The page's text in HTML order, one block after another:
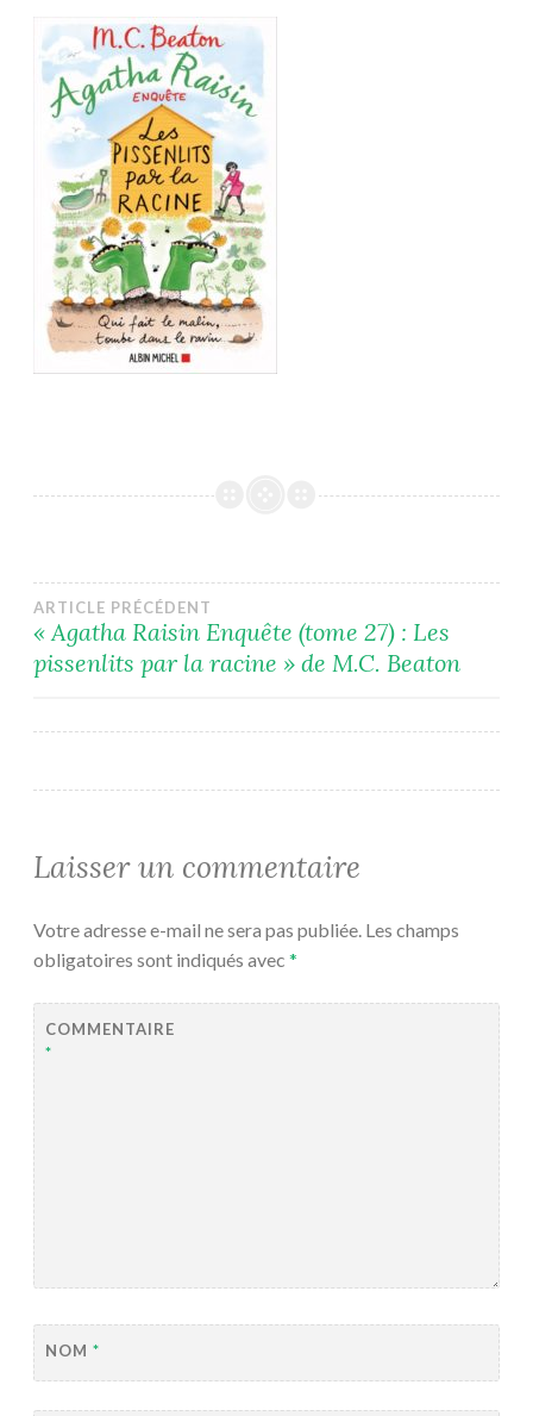
Navigation
de
l’article
ARTICLE PRÉCÉDENT
« Agatha Raisin Enquête (tome 27) : Les
pissenlits par la racine » de M.C. Beaton
Laisser un commentaire
Votre adresse e-mail ne sera pas publiée. Les champs
obligatoires sont indiqués avec *
COMMENTAIRE
*
NOM *